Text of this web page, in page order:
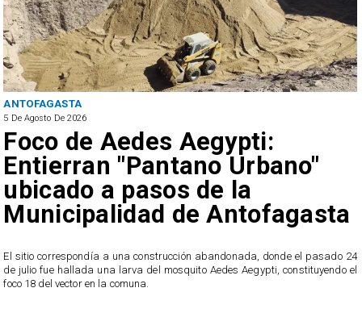
ANTOFAGASTA
5 De Agosto De 2026
Foco de Aedes Aegypti:
Entierran "Pantano Urbano"
ubicado a pasos de la
Municipalidad de Antofagasta
El sitio correspondía a una construcción abandonada, donde el pasado 24
de julio fue hallada una larva del mosquito Aedes Aegypti, constituyendo el
foco 18 del vector en la comuna.